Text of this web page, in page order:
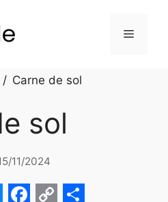
Menu
Carne de sol
sol
11/2024